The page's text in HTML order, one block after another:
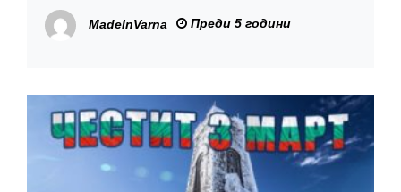
от Бургас
MadeInVarna Преди 5 години